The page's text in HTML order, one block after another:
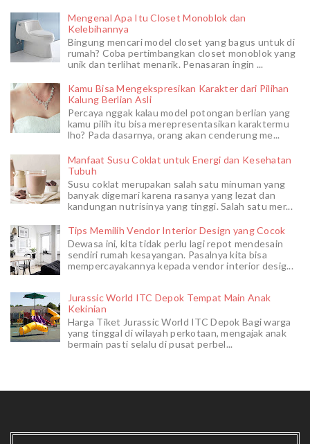
Mengenal Apa Itu Closet Monoblok dan
Kelebihannya
Bingung mencari model closet yang bagus untuk di
rumah? Coba pertimbangkan closet monoblok yang
unik dan terlihat menarik. Penasaran ingin ...
Kamu Bisa Mengekspresikan Karakter dari Pilihan
Kalung Berlian Asli
Percaya nggak kalau model potongan berlian yang
kamu pilih itu bisa merepresentasikan karaktermu
lho? Pada dasarnya, orang akan cenderung me...
Manfaat Susu Coklat untuk Energi dan Kesehatan
Tubuh
Susu coklat merupakan salah satu minuman yang
banyak digemari karena rasanya yang lezat dan
kandungan nutrisinya yang tinggi. Salah satu mer...
Tips Memilih Vendor Interior Design yang Cocok
Dewasa ini, kita tidak perlu lagi repot mendesain
sendiri rumah kesayangan. Pasalnya kita bisa
mempercayakannya kepada vendor interior desig...
Jurassic World ITC Depok Tempat Main Anak
Kekinian
Harga Tiket Jurassic World ITC Depok Bagi warga
yang tinggal di wilayah perkotaan, mengajak anak
bermain pasti selalu di pusat perbel...